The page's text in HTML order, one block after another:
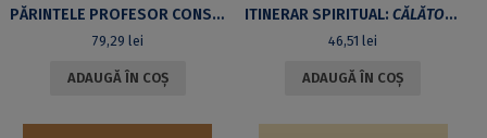
PĂRINTELE PROFESOR CONSTANTIN GALERIU – PREDICATOR, CATEHET ȘI PEDAGOG
79,29 lei
ADAUGĂ ÎN COȘ
ITINERAR SPIRITUAL: CĂLĂTORIA PELERINULUI
46,51lei
ADAUGĂ ÎN COȘ